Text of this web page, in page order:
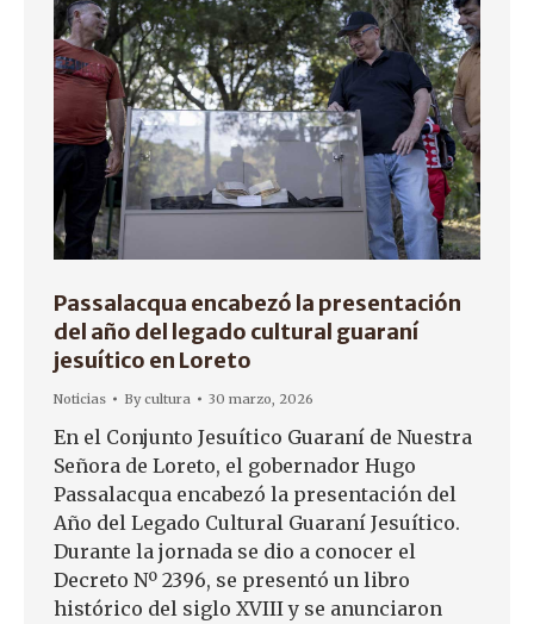
Passalacqua encabezó la presentación
del año del legado cultural guaraní
jesuítico en Loreto
Noticias Bycultura 30 marzo, 2026
En el Conjunto Jesuítico Guaraní de Nuestra
Señora de Loreto, el gobernador Hugo
Passalacqua encabezó la presentación del
Año del Legado Cultural Guaraní Jesuítico.
Durante la jornada se dio a conocer el
Decreto Nº 2396, se presentó un libro
histórico del siglo XVIII y se anunciaron